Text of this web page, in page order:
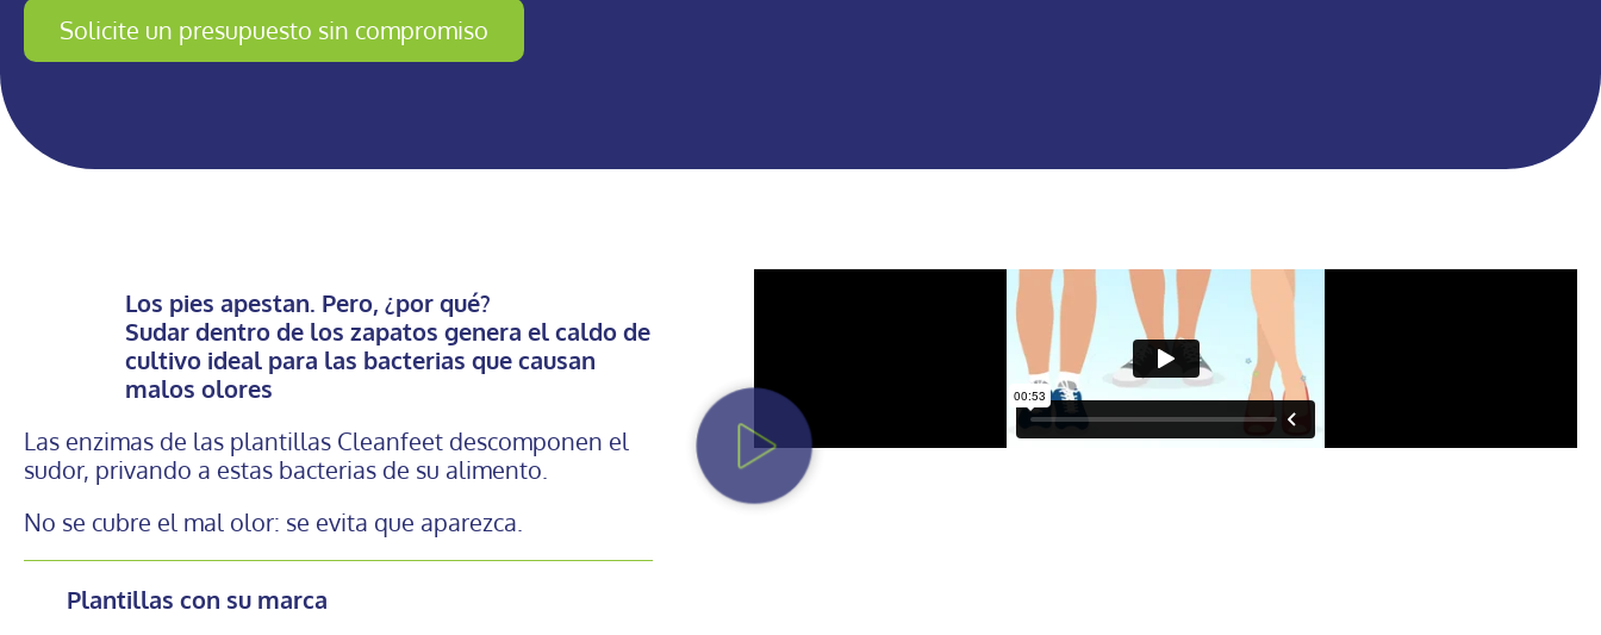
Solicite un presupuesto sin compromiso
Los pies apestan. Pero, ¿por qué?
Sudar dentro de los zapatos genera el caldo de
cultivo ideal para las bacterias que causan
malos olores
Las enzimas de las plantillas Cleanfeet descomponen el
sudor, privando a estas bacterias de su alimento.
No se cubre el mal olor: se evita que aparezca.
Plantillas con su marca